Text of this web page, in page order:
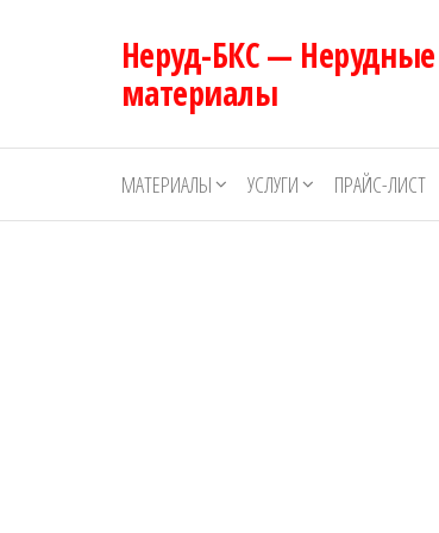
Неруд-БКС — Нерудные
материалы
МАТЕРИАЛЫ УСЛУГИ ПРАЙС-ЛИСТ